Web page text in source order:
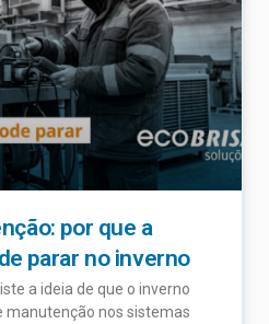
por que a
parar no inverno
a ideia de que o inverno
manutenção nos sistemas